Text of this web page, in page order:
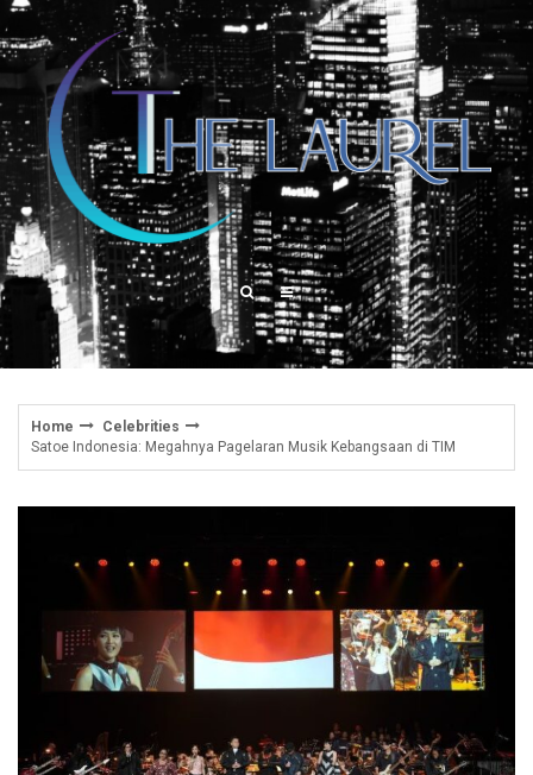
Skip
to
content
Home
Celebrities
Satoe Indonesia: Megahnya Pagelaran Musik Kebangsaan di TIM